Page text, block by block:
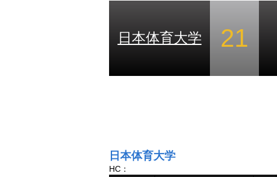
日本体育大学 21
日本体育大学
HC：